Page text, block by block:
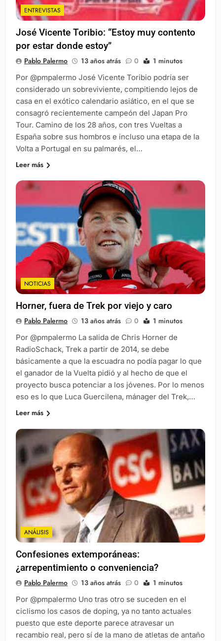
ENTREVISTAS
José Vicente Toribio: “Estoy muy contento
por estar donde estoy”
Pablo Palermo 13 años atrás 0 1 minutos
Por @pmpalermo José Vicente Toribio podría ser
considerado un sobreviviente, compitiendo lejos de
casa en el exótico calendario asiático, en el que se
consagró recientemente campeón del Japan Pro
Tour. Camino de los 28 años, con tres Vueltas a
España sobre sus hombros e incluso una etapa de la
Volta a Portugal en su palmarés, el…
Leer más
NOTICIAS
Horner, fuera de Trek por viejo y caro
Pablo Palermo 13 años atrás 0 1 minutos
Por @pmpalermo La salida de Chris Horner de
RadioSchack, Trek a partir de 2014, se debe
básicamente a que la escuadra no podía pagar lo que
el ganador de la Vuelta pidió y al hecho de que el
proyecto busca potenciar a los jóvenes. Por lo menos
eso es lo que Luca Guercilena, mánager del Trek,…
Leer más
ANÁLISIS
Confesiones extemporáneas:
¿arrepentimiento o conveniencia?
Pablo Palermo 13 años atrás 0 1 minutos
Por @pmpalermo Uno tras otro se suceden en el
ciclismo los casos de doping, ya no tanto actuales
puesto que este deporte parece atravesar un
recambio real, pero sí de la mano de atletas de antaño